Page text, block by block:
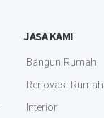
JASA KAMI
Bangun Rumah
Renovasi Rumah
Interior